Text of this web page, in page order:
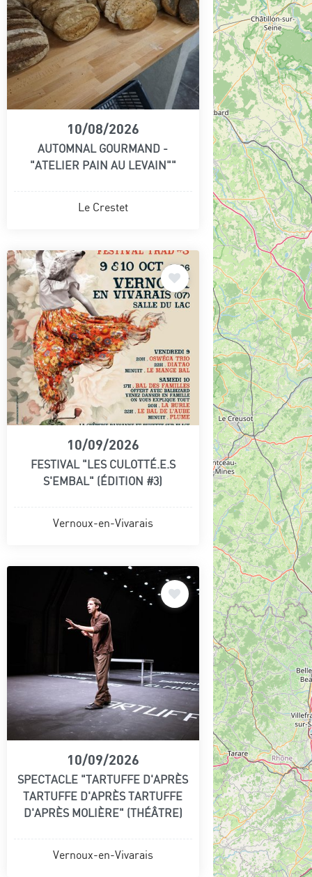
10/08/2026
AUTOMNAL GOURMAND -
"ATELIER PAIN AU LEVAIN""
Le Crestet
10/09/2026
FESTIVAL "LES CULOTTÉ.E.S
S'EMBAL" (ÉDITION #3)
Vernoux-en-Vivarais
10/09/2026
SPECTACLE "TARTUFFE D'APRÈS
TARTUFFE D'APRÈS TARTUFFE
D'APRÈS MOLIÈRE" (THÉÂTRE)
Vernoux-en-Vivarais